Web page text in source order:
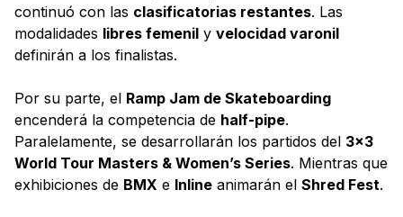
continuó con las clasificatorias restantes. Las
modalidades libres femenil y velocidad varonil
definirán a los finalistas.
Por su parte, el Ramp Jam de Skateboarding
encenderá la competencia de half-pipe.
Paralelamente, se desarrollarán los partidos del 3×3
World Tour Masters & Women’s Series. Mientras que
exhibiciones de BMX e Inline animarán el Shred Fest.